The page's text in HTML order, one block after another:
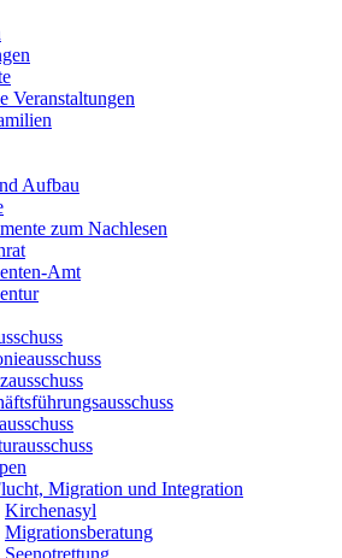
Veranstaltungen
Aufbau
zum Nachlesen
Amt
Migration und Integration
Kirchenasyl
Migrationsberatung
Seenotrettung